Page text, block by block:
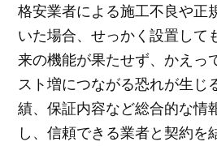
格安業者による施工不良や正
いた場合、せっかく設置して
来の機能が果たせず、かえっ
スト増につながる恐れが生じ
績、保証内容など総合的な情
し、信頼できる業者と契約を